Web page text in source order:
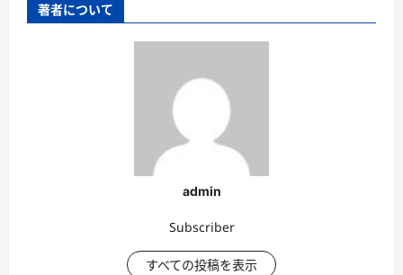
著者について
admin
Subscriber
すべての投稿を表示